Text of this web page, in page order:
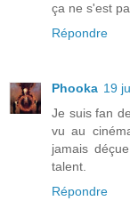
ça ne s'est
Répondre
Phooka 19
Je suis fan
vu au
jamais
talent.
Répondre